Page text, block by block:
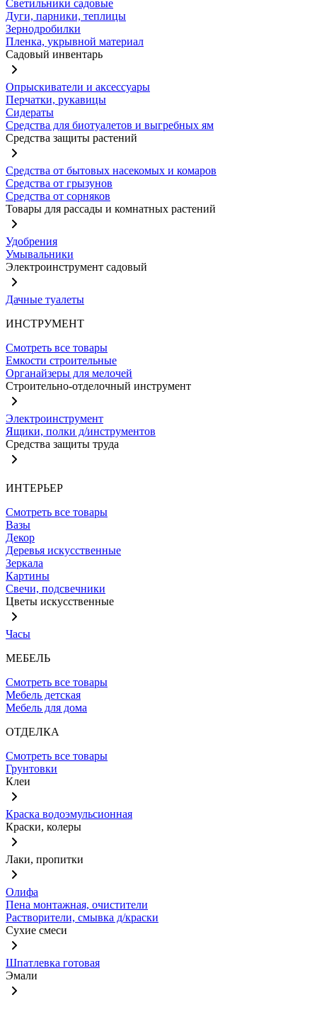
Светильники садовые
Дуги, парники, теплицы
Зернодробилки
Пленка, укрывной материал
Садовый инвентарь
Опрыскиватели и аксессуары
Перчатки, рукавицы
Сидераты
Средства для биотуалетов и выгребных ям
Средства защиты растений
Средства от бытовых насекомых и комаров
Средства от грызунов
Средства от сорняков
Товары для рассады и комнатных растений
Удобрения
Умывальники
Электроинструмент садовый
Дачные туалеты
ИНСТРУМЕНТ
Смотреть все товары
Емкости строительные
Органайзеры для мелочей
Строительно-отделочный инструмент
Электроинструмент
Ящики, полки д/инструментов
Средства защиты труда
ИНТЕРЬЕР
Смотреть все товары
Вазы
Декор
Деревья искусственные
Зеркала
Картины
Свечи, подсвечники
Цветы искусственные
Часы
МЕБЕЛЬ
Смотреть все товары
Мебель детская
Мебель для дома
ОТДЕЛКА
Смотреть все товары
Грунтовки
Клеи
Краска водоэмульсионная
Краски, колеры
Лаки, пропитки
Олифа
Пена монтажная, очистители
Растворители, смывка д/краски
Сухие смеси
Шпатлевка готовая
Эмали